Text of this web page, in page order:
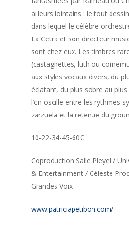
ailleurs lointains : le tout
dans lequel le célèbre
La Cetra et son directeur
sont chez eux. Les timbres
(castagnettes, luth ou
aux styles vocaux divers, du
éclatant, du plus sobre au
l’on oscille entre les rythmes
zarzuela et la retenue du
10-22-34-45-60€
Coproduction Salle Pleyel /
& Entertainment / Céleste
Grandes Voix
www.patriciapetibon.com/